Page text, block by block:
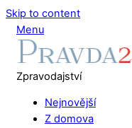
Skip to content
Menu
Zpravodajství
Nejnovější
Z domova